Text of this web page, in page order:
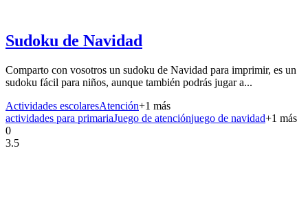
Sudoku de Navidad
Comparto con vosotros un sudoku de Navidad para imprimir, es un
sudoku fácil para niños, aunque también podrás jugar a...
Actividades escolaresAtención+1 más
actividades para primariaJuego de atenciónjuego de navidad+1 más
0
3.5